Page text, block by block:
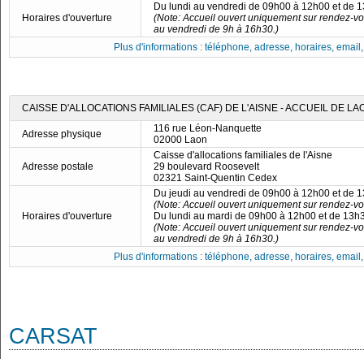
Horaires d'ouverture
Du lundi au vendredi de 09h00 à 12h00 et de
(Note: Accueil ouvert uniquement sur rendez-
au vendredi de 9h à 16h30.)
Plus d'informations : téléphone, adresse, horaires,
CAISSE D'ALLOCATIONS FAMILIALES (CAF) DE L'AISNE - ACCUEIL DE
Adresse physique
116 rue Léon-Nanquette
02000 Laon
Adresse postale
Caisse d'allocations familiales de l'Aisne
29 boulevard Roosevelt
02321 Saint-Quentin Cedex
Horaires d'ouverture
Du jeudi au vendredi de 09h00 à 12h00 et de
(Note: Accueil ouvert uniquement sur rendez-
Du lundi au mardi de 09h00 à 12h00 et de
(Note: Accueil ouvert uniquement sur rendez-
au vendredi de 9h à 16h30.)
Plus d'informations : téléphone, adresse, horaires,
CARSAT